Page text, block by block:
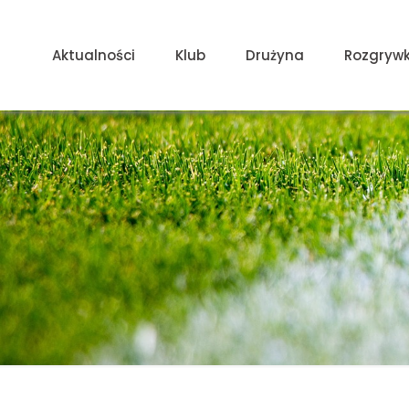
Aktualności Klub Drużyna